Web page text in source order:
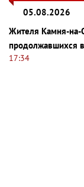
05.08.2026
Жителя Камня-на-
продолжавшихся
17:34